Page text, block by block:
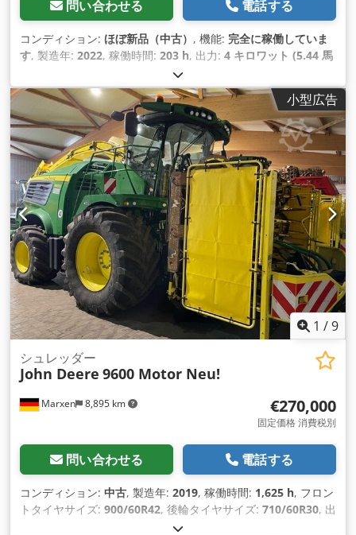
問い合わせる 電話する
コンディション: ほぼ新品（中古） , 機能: 完全に稼働していま
す, 製造年: 2022, 稼働時間: 203 h, 出力: 4 キロワット (5.44 馬
John Deere
燃料の種類:電気, 最高速度:24 km/h, 色:緑色, 総重量:627
kg（キログラム）
, フロントタイヤサイズ: 22 x 9.5 – 10, 後輪
タイヤサイズ:22 x 9.5 – 10, 全高:1,130 mm, 全長:2,728
mm, 全幅:1,524 mm, 装備:照明, 追加ヘッドライト,
小型広告
1 /9
Marxen 8,895 km
シュレッダー
John Deere 9600 Motor Neu!
€270,000
固定価格 消費税別
問い合わせる 電話する
コンディション: 中古, 製造年: 2019, 稼働時間: 1,625 h, フロン
トタイヤサイズ: 900/60R42, 後輪タイヤサイズ: 710/60R30, 出
460 キロワット (625.43 馬力)